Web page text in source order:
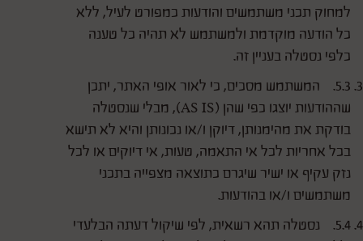
למחוק תכני משתמשים והודעות כמפורט לעיל, ללא
כל הודעה מוקדמת ולמשתמש לא תהיה כל טענה
כלפי נסטלה בעניין זה.
5.3. המשתמש מסכים, כי לאור אופי האתר, יתכן
שההודעות יוצגו כפי שהן (AS IS), מבלי שנסטלה
בודקת את מהימנותן, דיוקן ו/או נכונותן והיא לא תישא
בכל אחריות לכל אי התאמה, טעות, אי דיוקים או לכל
נזק עקיף או ישיר שיגרם כתוצאה מצפייה בתכני
משתמשים ו/או בהודעות.
5.4. נסטלה תהא רשאית, לפי שיקול דעתה הבלעדי